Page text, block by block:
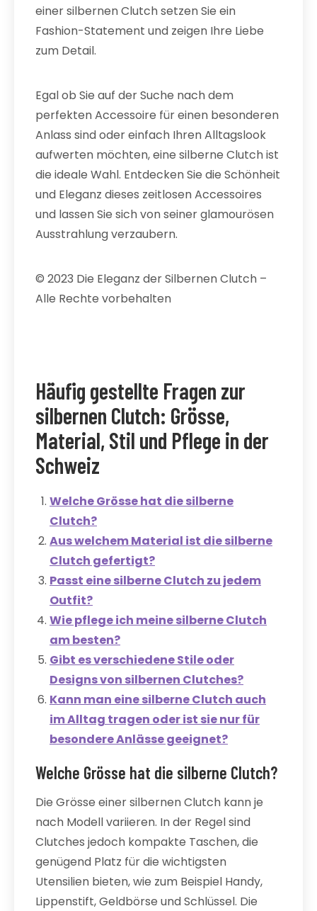
einer silbernen Clutch setzen Sie ein
Fashion-Statement und zeigen Ihre Liebe
zum Detail.
Egal ob Sie auf der Suche nach dem
perfekten Accessoire für einen besonderen
Anlass sind oder einfach Ihren Alltagslook
aufwerten möchten, eine silberne Clutch ist
die ideale Wahl. Entdecken Sie die Schönheit
und Eleganz dieses zeitlosen Accessoires
und lassen Sie sich von seiner glamourösen
Ausstrahlung verzaubern.
© 2023 Die Eleganz der Silbernen Clutch –
Alle Rechte vorbehalten
Häufig gestellte Fragen zur
silbernen Clutch: Grösse,
Material, Stil und Pflege in der
Schweiz
Welche Grösse hat die silberne
Clutch?
Aus welchem Material ist die silberne
Clutch gefertigt?
Passt eine silberne Clutch zu jedem
Outfit?
Wie pflege ich meine silberne Clutch
am besten?
Gibt es verschiedene Stile oder
Designs von silbernen Clutches?
Kann man eine silberne Clutch auch
im Alltag tragen oder ist sie nur für
besondere Anlässe geeignet?
Welche Grösse hat die silberne Clutch?
Die Grösse einer silbernen Clutch kann je
nach Modell variieren. In der Regel sind
Clutches jedoch kompakte Taschen, die
genügend Platz für die wichtigsten
Utensilien bieten, wie zum Beispiel Handy,
Lippenstift, Geldbörse und Schlüssel. Die